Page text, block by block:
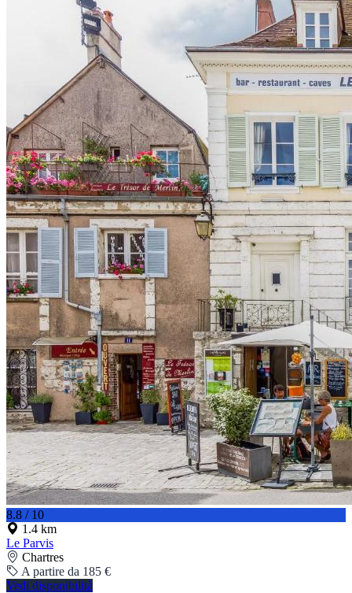
8.8 / 10
1.4 km
Le Parvis
Chartres
A partire da 185 €
Vedi disponibilità